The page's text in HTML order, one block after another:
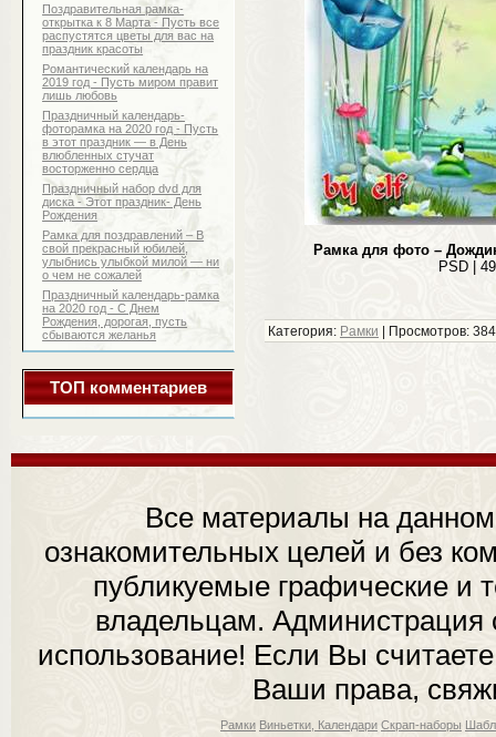
Поздравительная рамка-
открытка к 8 Марта - Пусть все
распустятся цветы для вас на
праздник красоты
Романтический календарь на
2019 год - Пусть миром правит
лишь любовь
Праздничный календарь-
фоторамка на 2020 год - Пусть
в этот праздник — в День
влюбленных стучат
восторженно сердца
Праздничный набор dvd для
диска - Этот праздник- День
Рождения
Рамка для поздравлений – В
свой прекрасный юбилей,
улыбнись улыбкой милой — ни
о чем не сожалей
Праздничный календарь-рамка
на 2020 год - С Днем
Рождения, дорогая, пусть
сбываются желанья
ТОП комментариев
Рамка для фото –
PSD |
Категория: Рамки | Просмотров:
Все материалы на
ознакомительных целей и без
публикуемые графические и
владельцам. Администрация
использование! Если Вы
Ваши права,
Рамки Виньетки, Календари Скрап-наборы